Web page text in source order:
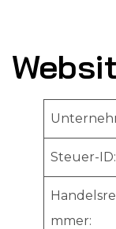
Steuer-ID:
mmer: